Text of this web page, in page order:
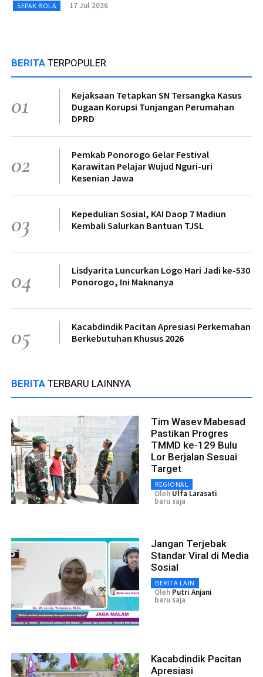
SEPAK BOLA 17 Jul 2026
BERITA TERPOPULER
01
Kejaksaan Tetapkan SN Tersangka Kasus
Dugaan Korupsi Tunjangan Perumahan
DPRD
02
Pemkab Ponorogo Gelar Festival
Karawitan Pelajar Wujud Nguri-uri
Kesenian Jawa
03
Kepedulian Sosial, KAI Daop 7 Madiun
Kembali Salurkan Bantuan TJSL
04
Lisdyarita Luncurkan Logo Hari Jadi ke-530
Ponorogo, Ini Maknanya
05
Kacabdindik Pacitan Apresiasi Perkemahan
Berkebutuhan Khusus 2026
BERITA TERBARU LAINNYA
Tim Wasev Mabesad
Pastikan Progres
TMMD ke-129 Bulu
Lor Berjalan Sesuai
Target
REGIONAL
Oleh Ulfa Larasati
baru saja
Jangan Terjebak
Standar Viral di Media
Sosial
BERITA LAIN
Oleh Putri Anjani
baru saja
Kacabdindik Pacitan
Apresiasi